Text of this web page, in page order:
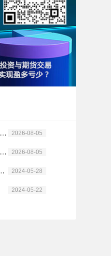
新戊二醇商品报价动态（2026-08-05） 2026-08-05
8月5日生意社新戊二醇基准价为8750.00元/吨 2026-08-05
戊二醇价格大幅上涨 2024-05-28
2024-05-22